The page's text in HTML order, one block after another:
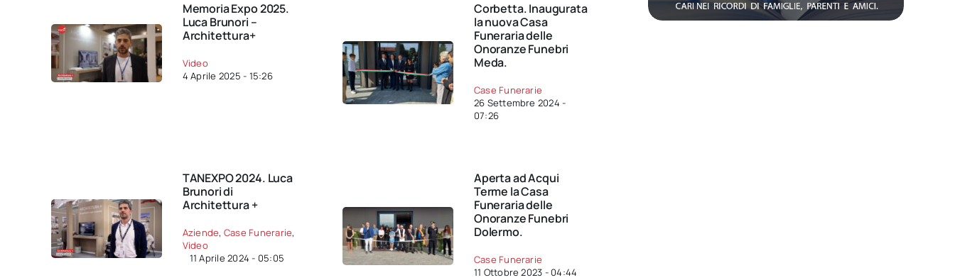
Memoria Expo 2025.
Luca Brunori –
Architettura+
Video
4 Aprile 2025 - 15:26
Corbetta. Inaugurata
la nuova Casa
Funeraria delle
Onoranze Funebri
Meda.
Case Funerarie
26 Settembre 2024 -
07:26
TANEXPO 2024. Luca
Brunori di
Architettura +
Aziende, Case Funerarie,
Video
11 Aprile 2024 - 05:05
Aperta ad Acqui
Terme la Casa
Funeraria delle
Onoranze Funebri
Dolermo.
Case Funerarie
11 Ottobre 2023 - 04:44